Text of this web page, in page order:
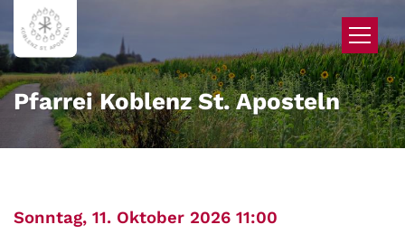
Zum Inhalt springen
Pfarrei Koblenz St. Aposteln
Sonntag, 11. Oktober 2026 11:00